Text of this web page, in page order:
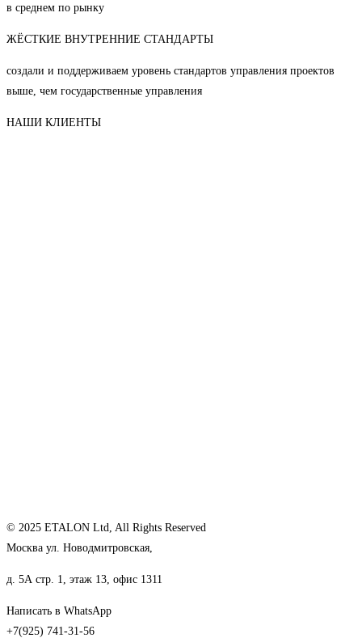
в среднем по рынку
ЖЁСТКИЕ ВНУТРЕННИЕ СТАНДАРТЫ
создали и поддерживаем уровень стандартов управления проектов
выше, чем государственные управления
НАШИ КЛИЕНТЫ
© 2025 ETALON Ltd, All Rights Reserved
Москва ул. Новодмитровская,
д. 5А стр. 1, этаж 13, офис 1311
Написать в WhatsApp
+7(925) 741-31-56